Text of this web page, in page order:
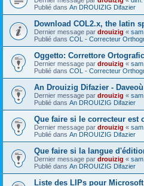
Publié dans An DROUIZIG Difazier
Download COL2.x, the latin
Dernier message par drouizig «
Publié dans COL - Correcteur
Oggetto: Correttore
Dernier message par drouizig «
Publié dans COL - Correcteur
An Drouizig Difazier -
Dernier message par drouizig «
Publié dans An DROUIZIG Difazier
Que faire si le correcteur est
Dernier message par drouizig «
Publié dans An DROUIZIG Difazier
Que faire si la langue
Dernier message par drouizig «
Publié dans An DROUIZIG Difazier
Liste des LIPs pour Microsoft